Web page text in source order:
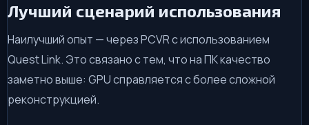
Лучший сценарий использования
Наилучший опыт — через PCVR с использованием
Quest Link. Это связано с тем, что на ПК качество
заметно выше: GPU справляется с более сложной
реконструкцией.